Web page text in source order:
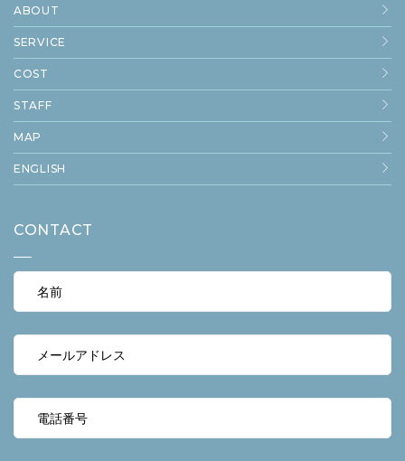
ABOUT
SERVICE
COST
STAFF
MAP
ENGLISH
CONTACT